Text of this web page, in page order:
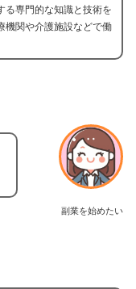
る専門的な知識と技術を
機関や介護施設などで働
副業を始めたい